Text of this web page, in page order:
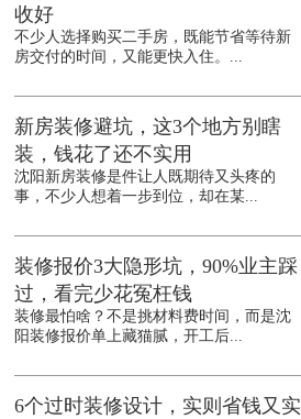
收好
不少人选择购买二手房，既能节省等待新
房交付的时间，又能更快入住。...
新房装修避坑，这3个地方别瞎
装，钱花了还不实用
沈阳新房装修是件让人既期待又头疼的
事，不少人想着一步到位，却在某...
装修报价3大隐形坑，90%业主踩
过，看完少花冤枉钱
装修最怕啥？不是挑材料费时间，而是沈
阳装修报价单上藏猫腻，开工后...
6个过时装修设计，实则省钱又实